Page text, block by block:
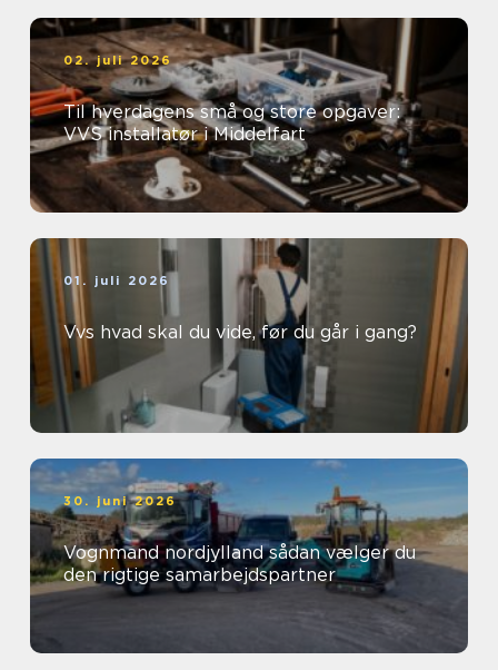
02. juli 2026
Til hverdagens små og store opgaver:
VVS installatør i Middelfart
01. juli 2026
Vvs hvad skal du vide, før du går i gang?
30. juni 2026
Vognmand nordjylland sådan vælger du
den rigtige samarbejdspartner